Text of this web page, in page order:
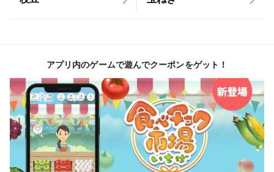
アプリ内のゲームで遊んでクーポンをゲット！